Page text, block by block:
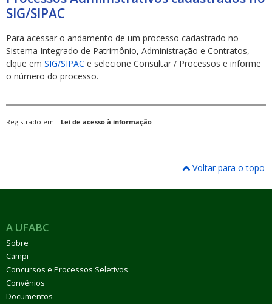
SIG/SIPAC
Para acessar o andamento de um processo cadastrado no
Sistema Integrado de Patrimônio, Administração e Contratos,
clque em SIG/SIPAC e selecione Consultar / Processos e informe
o número do processo.
Registrado em: Lei de acesso à informação
Voltar para o topo
A UFABC
Sobre
Campi
Concursos e Processos Seletivos
Convênios
Documentos